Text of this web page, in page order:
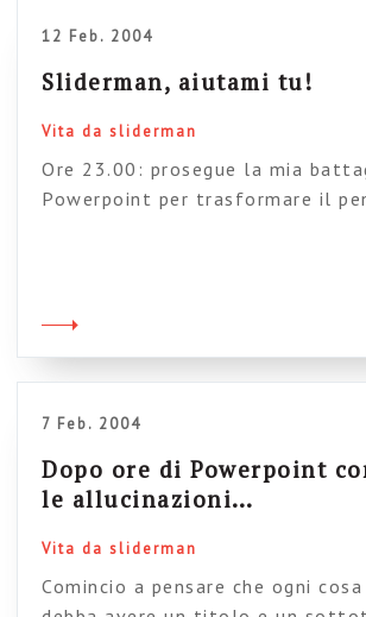
12 Feb. 2004
Sliderman, aiutami tu!
Vita da sliderman
Ore 23.00: prosegue la mia
Powerpoint per trasformare il
movimento del pensiero
ti sei perso… Voglio uscirne. E in
[…]
7 Feb. 2004
Dopo ore di Powerpoint
le allucinazioni…
Vita da sliderman
Comincio a pensare che ogni